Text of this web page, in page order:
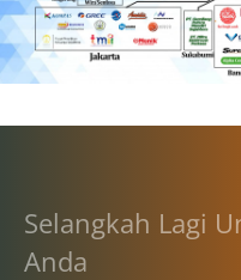
Selangkah Lagi
Anda